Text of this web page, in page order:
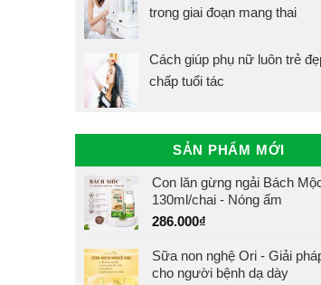
trong giai đoạn mang thai
Cách giúp phụ nữ luôn trẻ
chấp tuổi tác
SẢN PHẨM MỚI
Con lăn gừng ngải Bách
130ml/chai - Nóng ấm
286.000₫
Sữa non nghệ Ori - Giải
cho người bệnh dạ dày